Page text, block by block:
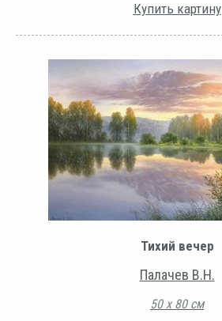
Купить картину
Тихий вечер
Палачев В.Н.
50 х 80 см